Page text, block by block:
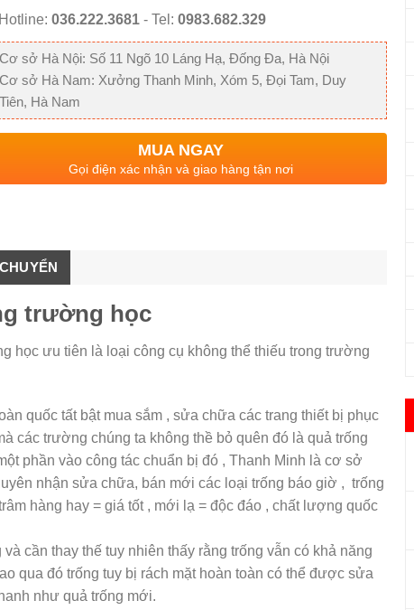
Hotline: 036.222.3681- Tel: 0983.682.329
Cơ sở Hà Nội: Số 11 Ngõ 10 Láng Hạ, Đống Đa, Hà Nội
Cơ sở Hà Nam: Xưởng Thanh Minh, Xóm 5, Đọi Tam, Duy
Tiên, Hà Nam
MUA NGAY
Gọi điện xác nhận và giao hàng tận nơi
trường học
học ưu tiên là loại công cụ không thể thiếu trong trường
quốc tất bật mua sắm , sửa chữa các trang thiết bị phục
các trường chúng ta không thề bỏ quên đó là quả trống
phần vào công tác chuẩn bị đó , Thanh Minh là cơ sở
nhận sửa chữa, bán mới các loại trống báo giờ , trống
hàng hay = giá tốt , mới lạ = độc đáo , chất lượng quốc
cần thay thế tuy nhiên thấy rằng trống vẫn có khả năng
qua đó trống tuy bị rách mặt hoàn toàn có thể được sửa
như quả trống mới.